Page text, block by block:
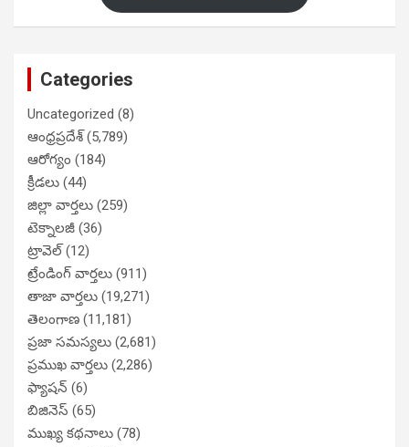
Categories
Uncategorized (8)
ఆంధ్రప్రదేశ్(5,789)
ఆరోగ్యం (184)
క్రీడలు (44)
జిల్లా వార్తలు (259)
టెక్నాలజీ (36)
ట్రావెల్(12)
ట్రేండింగ్ వార్తలు (911)
తాజా వార్తలు (19,271)
తెలంగాణ (11,181)
ప్రజా సమస్యలు (2,681)
ప్రముఖ వార్తలు (2,286)
ఫ్యాషన్ (6)
బిజినెస్ (65)
ముఖ్య కథనాలు (78)